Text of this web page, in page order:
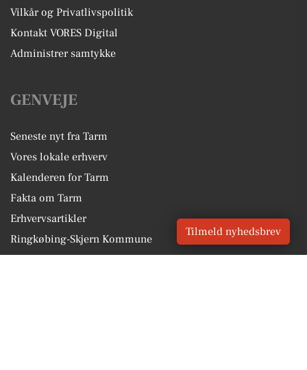
Vilkår og Privatlivspolitik
Kontakt VORES Digital
Administrer samtykke
GENVEJE
Seneste nyt fra Tarm
Vores lokale erhverv
Kalenderen for Tarm
Fakta om Tarm
Erhvervsartikler
Ringkøbing-Skjern Kommune
Tilmeld nyhedsbrev